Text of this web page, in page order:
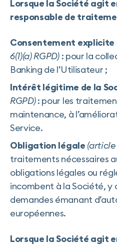
Lorsque la Société agit
responsable de
Consentement explicite
6(1)(a) RGPD): pour la
Banking de l’Utilisateur ;
Intérêt légitime de la
RGPD): pour les
maintenance, à
Service.
Obligation légale (article
traitements nécessaires
obligations légales ou
incombent à la Société, y
demandes émanant
européennes.
Lorsque la Société agit